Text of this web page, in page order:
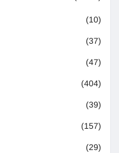
(10)
(37)
(47)
(404)
(39)
(157)
(29)